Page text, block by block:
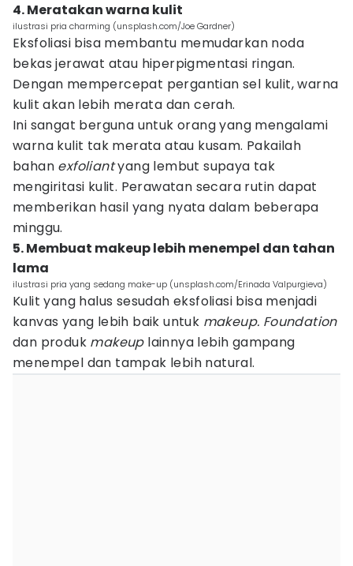
4. Meratakan warna kulit
ilustrasi pria charming (unsplash.com/Joe Gardner)
Eksfoliasi bisa membantu memudarkan noda
bekas jerawat atau hiperpigmentasi ringan.
Dengan mempercepat pergantian sel kulit, warna
kulit akan lebih merata dan cerah.
Ini sangat berguna untuk orang yang mengalami
warna kulit tak merata atau kusam. Pakailah
bahan exfoliantyang lembut supaya tak
mengiritasi kulit. Perawatan secara rutin dapat
memberikan hasil yang nyata dalam beberapa
minggu.
5. Membuat makeup lebih menempel dan tahan
lama
ilustrasi pria yang sedang make-up (unsplash.com/Erinada Valpurgieva)
Kulit yang halus sesudah eksfoliasi bisa menjadi
kanvas yang lebih baik untuk makeup. Foundation
dan produk makeuplainnya lebih gampang
menempel dan tampak lebih natural.